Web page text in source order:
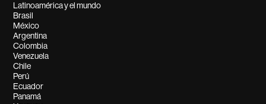
Latinoamérica y el mundo
Brasil
México
Argentina
Colombia
Venezuela
Chile
Perú
Ecuador
Panamá